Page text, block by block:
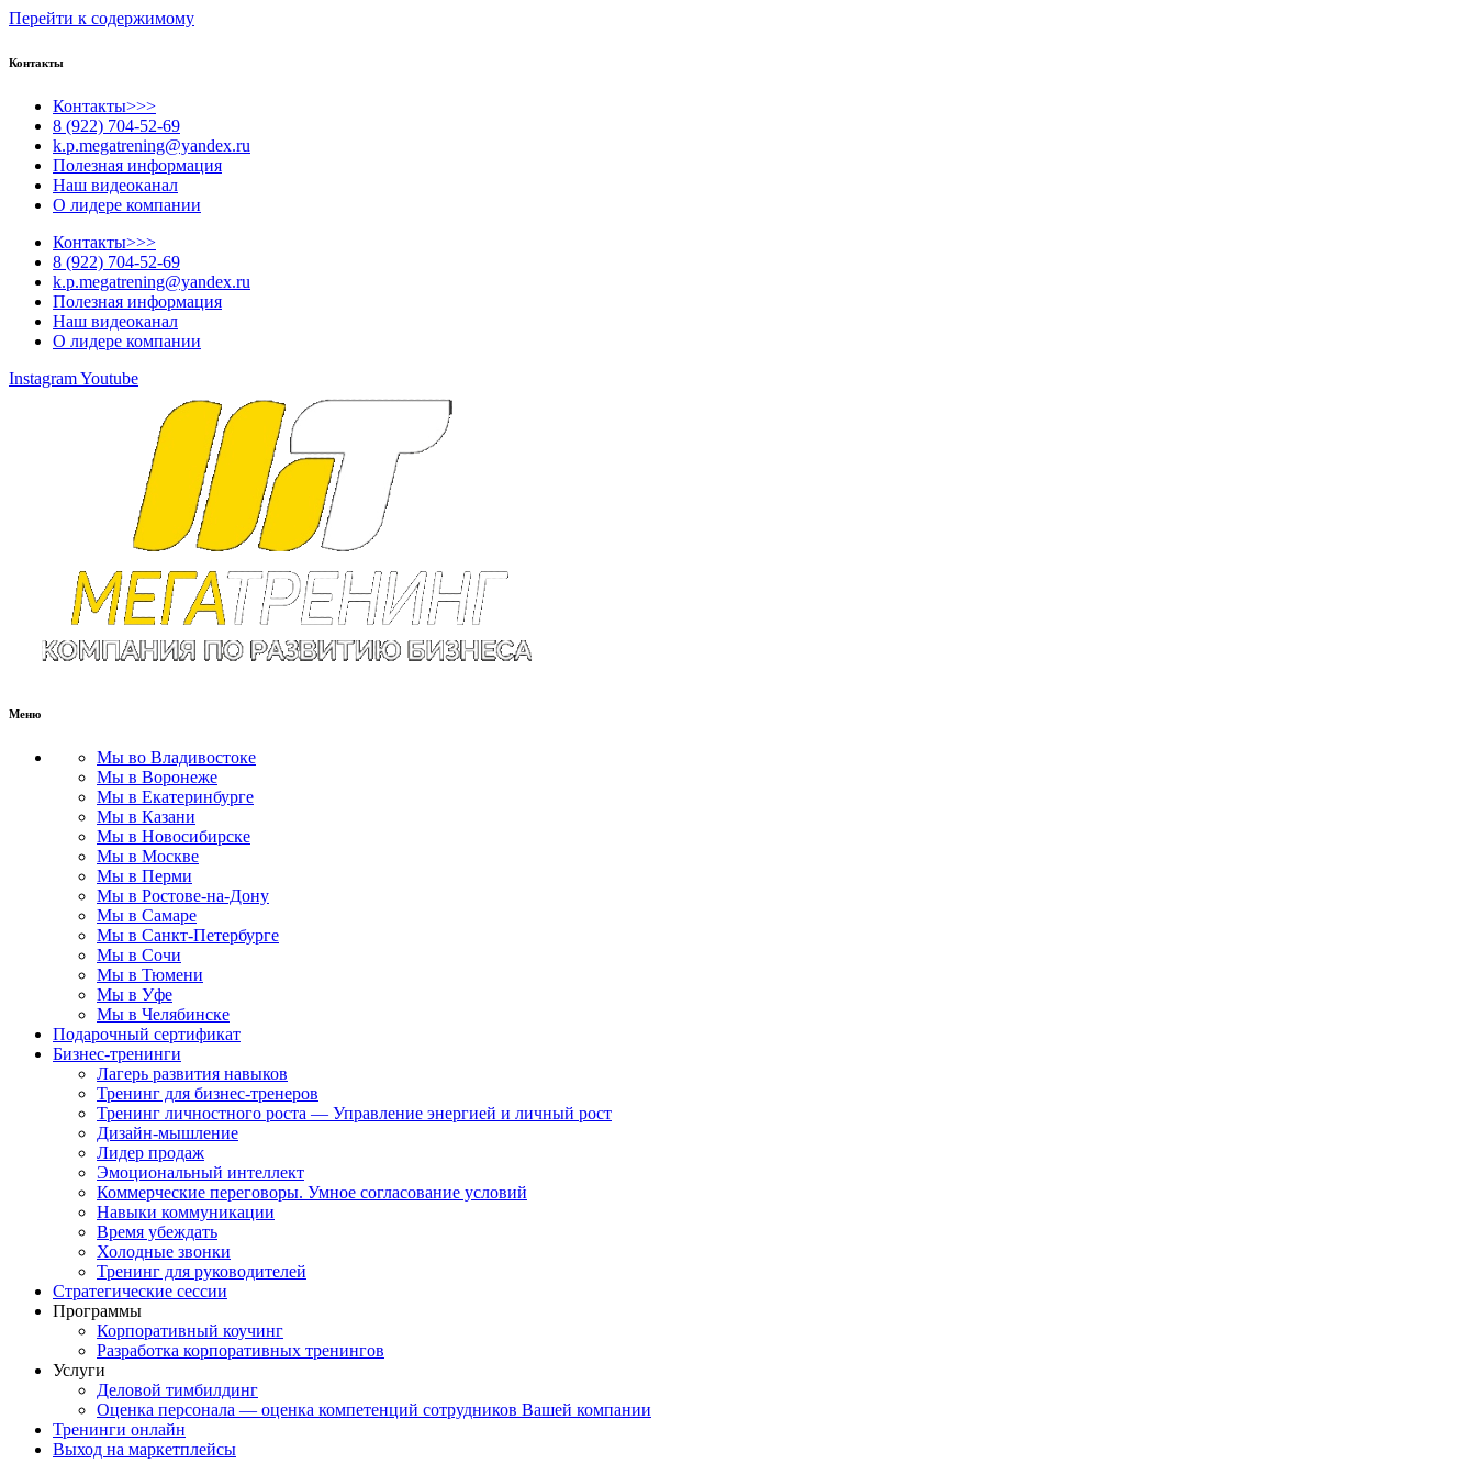
Перейти к содержимому
Контакты
Контакты>>>
8 (922) 704-52-69
k.p.megatrening@yandex.ru
Полезная информация
Наш видеоканал
О лидере компании
Контакты>>>
8 (922) 704-52-69
k.p.megatrening@yandex.ru
Полезная информация
Наш видеоканал
О лидере компании
InstagramYoutube
Меню
Мы во Владивостоке
Мы в Воронеже
Мы в Екатеринбурге
Мы в Казани
Мы в Новосибирске
Мы в Москве
Мы в Перми
Мы в Ростове-на-Дону
Мы в Самаре
Мы в Санкт-Петербурге
Мы в Сочи
Мы в Тюмени
Мы в Уфе
Мы в Челябинске
Подарочный сертификат
Бизнес-тренинги
Лагерь развития навыков
Тренинг для бизнес-тренеров
Тренинг личностного роста — Управление энергией и личный рост
Дизайн-мышление
Лидер продаж
Эмоциональный интеллект
Коммерческие переговоры. Умное согласование условий
Навыки коммуникации
Время убеждать
Холодные звонки
Тренинг для руководителей
Стратегические сессии
Программы
Корпоративный коучинг
Разработка корпоративных тренингов
Услуги
Деловой тимбилдинг
Оценка персонала — оценка компетенций сотрудников Вашей компании
Тренинги онлайн
Выход на маркетплейсы